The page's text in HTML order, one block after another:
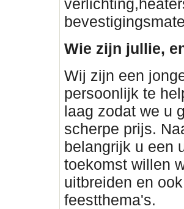
Wie zijn jullie,
Wij zijn een
persoonlijk te
laag zodat we u
scherpe prijs.
belangrijk u een
toekomst willen
uitbreiden en
feestthema's.